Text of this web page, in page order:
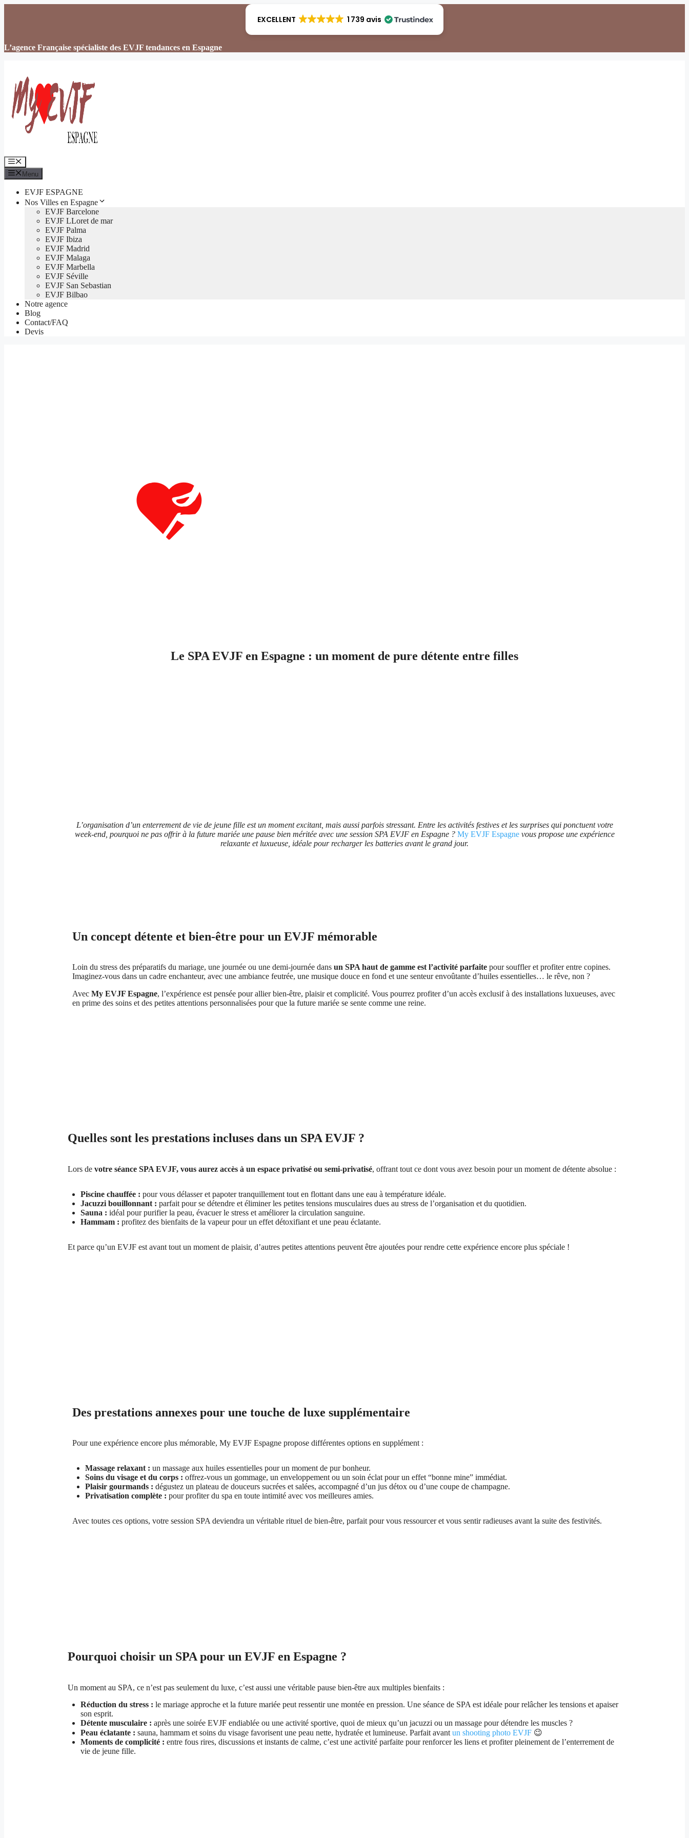
EXCELLENT 1 739 avis
L’agence Française spécialiste des EVJF tendances en Espagne
Menu
Menu
EVJF ESPAGNE
Nos Villes en Espagne
EVJF Barcelone
EVJF LLoret de mar
EVJF Palma
EVJF Ibiza
EVJF Madrid
EVJF Malaga
EVJF Marbella
EVJF Séville
EVJF San Sebastian
EVJF Bilbao
Notre agence
Blog
Contact/FAQ
Devis
Le SPA EVJF en Espagne : un moment de pure détente entre filles
L’organisation d’un enterrement de vie de jeune fille est un moment excitant, mais aussi parfois stressant. Entre les activités festives et les surprises qui ponctuent votre
week-end, pourquoi ne pas offrir à la future mariée une pause bien méritée avec une session SPA EVJF en Espagne ? My EVJF Espagnevous propose une expérience
relaxante et luxueuse, idéale pour recharger les batteries avant le grand jour.
Un concept détente et bien-être pour un EVJF mémorable
Loin du stress des préparatifs du mariage, une journée ou une demi-journée dans un SPA haut de gamme est l’activité parfaitepour souffler et profiter entre copines.
Imaginez-vous dans un cadre enchanteur, avec une ambiance feutrée, une musique douce en fond et une senteur envoûtante d’huiles essentielles… le rêve, non ?
Avec My EVJF Espagne, l’expérience est pensée pour allier bien-être, plaisir et complicité. Vous pourrez profiter d’un accès exclusif à des installations luxueuses, avec
en prime des soins et des petites attentions personnalisées pour que la future mariée se sente comme une reine.
Quelles sont les prestations incluses dans un SPA EVJF ?
Lors de votre séance SPA EVJF, vous aurez accès à un espace privatisé ou semi-privatisé, offrant tout ce dont vous avez besoin pour un moment de détente absolue :
Piscine chauffée : pour vous délasser et papoter tranquillement tout en flottant dans une eau à température idéale.
Jacuzzi bouillonnant : parfait pour se détendre et éliminer les petites tensions musculaires dues au stress de l’organisation et du quotidien.
Sauna : idéal pour purifier la peau, évacuer le stress et améliorer la circulation sanguine.
Hammam : profitez des bienfaits de la vapeur pour un effet détoxifiant et une peau éclatante.
Et parce qu’un EVJF est avant tout un moment de plaisir, d’autres petites attentions peuvent être ajoutées pour rendre cette expérience encore plus spéciale !
Des prestations annexes pour une touche de luxe supplémentaire
Pour une expérience encore plus mémorable, My EVJF Espagne propose différentes options en supplément :
Massage relaxant : un massage aux huiles essentielles pour un moment de pur bonheur.
Soins du visage et du corps : offrez-vous un gommage, un enveloppement ou un soin éclat pour un effet “bonne mine” immédiat.
Plaisir gourmands : dégustez un plateau de douceurs sucrées et salées, accompagné d’un jus détox ou d’une coupe de champagne.
Privatisation complète : pour profiter du spa en toute intimité avec vos meilleures amies.
Avec toutes ces options, votre session SPA deviendra un véritable rituel de bien-être, parfait pour vous ressourcer et vous sentir radieuses avant la suite des festivités.
Pourquoi choisir un SPA pour un EVJF en Espagne ?
Un moment au SPA, ce n’est pas seulement du luxe, c’est aussi une véritable pause bien-être aux multiples bienfaits :
Réduction du stress : le mariage approche et la future mariée peut ressentir une montée en pression. Une séance de SPA est idéale pour relâcher les tensions et apaiser
son esprit.
Détente musculaire : après une soirée EVJF endiablée ou une activité sportive, quoi de mieux qu’un jacuzzi ou un massage pour détendre les muscles ?
Peau éclatante : sauna, hammam et soins du visage favorisent une peau nette, hydratée et lumineuse. Parfait avant un shooting photo EVJF 😉
Moments de complicité : entre fous rires, discussions et instants de calme, c’est une activité parfaite pour renforcer les liens et profiter pleinement de l’enterrement de
vie de jeune fille.